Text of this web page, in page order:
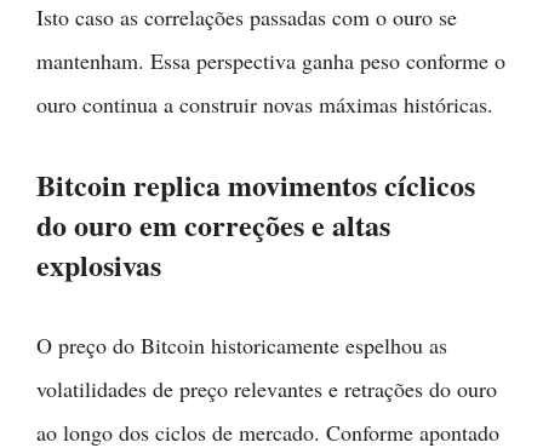
Isto caso as correlações passadas com o ouro se
mantenham. Essa perspectiva ganha peso conforme o
ouro continua a construir novas máximas históricas.
Bitcoin replica movimentos cíclicos
do ouro em correções e altas
explosivas
O preço do Bitcoin historicamente espelhou as
volatilidades de preço relevantes e retrações do ouro
ao longo dos ciclos de mercado. Conforme apontado